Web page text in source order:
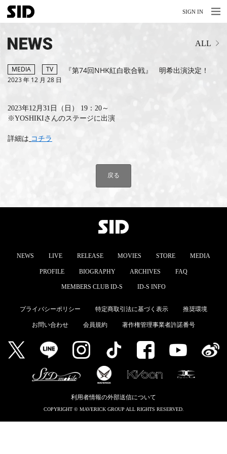
SIGN IN
NEWS
RELEASE
BIOGRAPHY
日本語
English
ALL
MEDIA TV 『第74回NHK紅白歌合戦』 明希出演決定！
2023 年 12 月 28 日
2023年12月31日（日） 19：20～
※YOSHIKIさんのステージに出演
詳細は コチラ
戻る
NEWS LIVE RELEASE MOVIES STORE MEDIA
PROFILE BIOGRAPHY ARCHIVES FAQ
MEMBERS CLUB ID-S ID-S INFO
プライバシーポリシー 特定商取引法に基づく表示 推奨環境
お問い合わせ 会員規約 著作権管理事業者許諾番号
利用者情報の外部送信について
COPYRIGHT © MAVERICK GROUP ALL RIGHTS RESERVED.